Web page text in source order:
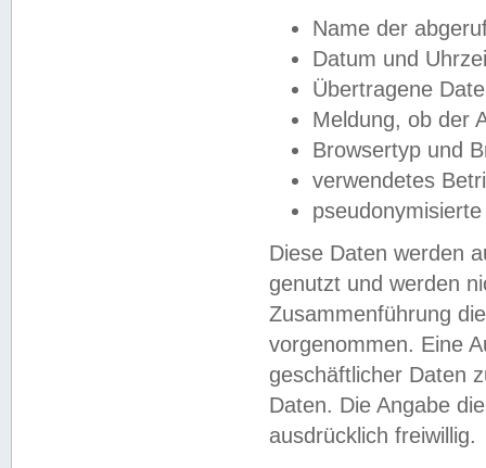
Name der
Datum und
Übertragene
Meldung, ob der
Browsertyp und
verwendetes
Diese Daten werden
genutzt und werden
Zusammenführung
vorgenommen. Eine
geschäftlicher Daten
Daten. Die Angabe
ausdrücklich freiwillig.